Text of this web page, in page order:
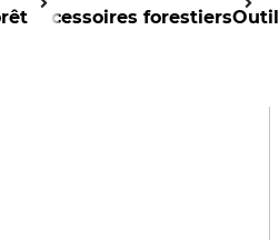
Accessoires forestiers